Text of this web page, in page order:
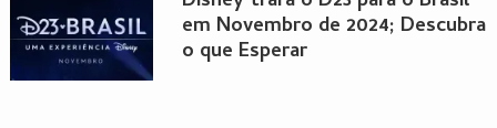
em Novembro de 2024; Descubra
o que Esperar